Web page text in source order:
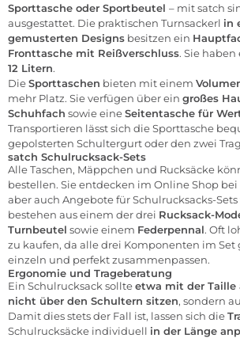
Sporttasche oder Sportbeutel – mit satch
ausgestattet. Die praktischen Turnsackerl in
gemusterten Designs besitzen ein
Fronttasche mit Reißverschluss. Sie
12 Litern.
DieSporttaschen bieten mit einem
mehr Platz. Sie verfügen über ein großes
Schuhfach sowie eineSeitentasche für
Transportieren lässt sich die Sporttasche
gepolsterten Schultergurt oder den zwei
satch Schulrucksack-Sets
Alle Taschen, Mäppchen und Rucksäcke
bestellen. Sie entdecken im Online Shop bei
aber auch Angebote für Schulrucksacks-Sets
bestehen aus einem der drei Rucksack-
Turnbeutel sowie einem Federpennal. Oft
zu kaufen, da alle drei Komponenten im Set
einzeln und perfekt zusammenpassen.
Ergonomie und Trageberatung
Ein Schulrucksack sollteetwa mit der Taille
nicht über den Schultern sitzen, sondern
Damit dies stets der Fall ist, lassen sich die
Schulrucksäcke individuell in der Länge